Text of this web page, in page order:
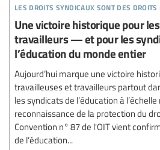
les droits syndicaux sont des droits
Une victoire historique pour
travailleurs — et pour les
l’éducation du monde entier
Aujourd’hui marque une victoire
travailleuses et travailleurs partout
les syndicats de l’éducation à
reconnaissance de la protection du
Convention n° 87 de l'OIT vient
de l’éducation...